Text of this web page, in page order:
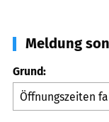
Meldung
Grund: